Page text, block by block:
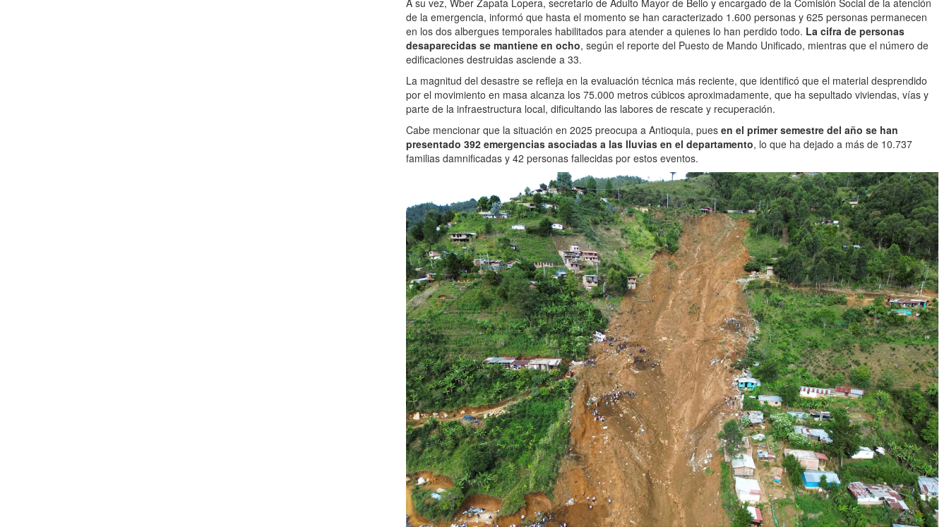
de la emergencia, informó que hasta el momento se han caracterizado 1.600 personas y 625 personas permanecen
en los dos albergues temporales habilitados para atender a quienes lo han perdido todo. La cifra de personas
desaparecidas se mantiene en ocho, según el reporte del Puesto de Mando Unificado, mientras que el número de
edificaciones destruidas asciende a 33.
La magnitud del desastre se refleja en la evaluación técnica más reciente, que identificó que el material desprendido
por el movimiento en masa alcanza los 75.000 metros cúbicos aproximadamente, que ha sepultado viviendas, vías y
parte de la infraestructura local, dificultando las labores de rescate y recuperación.
Cabe mencionar que la situación en 2025 preocupa a Antioquia, pues en el primer semestre del año se han
presentado 392 emergencias asociadas a las lluvias en el departamento, lo que ha dejado a más de 10.737
familias damnificadas y 42 personas fallecidas por estos eventos.